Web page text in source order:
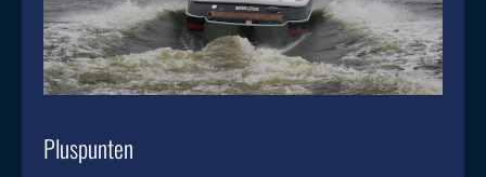
Pluspunten